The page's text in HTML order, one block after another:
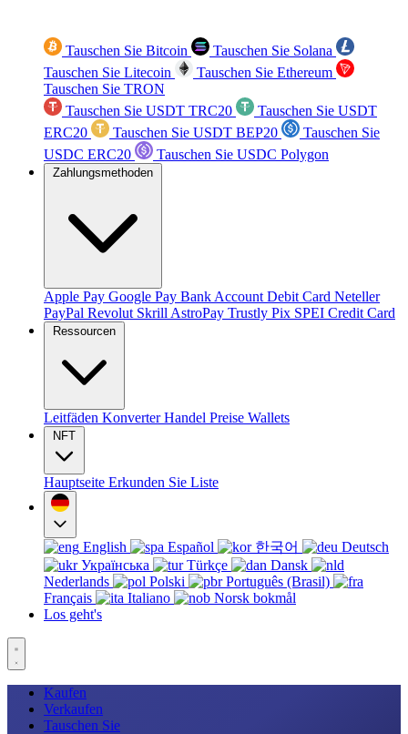
Tauschen Sie Bitcoin
Tauschen Sie Solana
Tauschen Sie Litecoin
Tauschen Sie Ethereum
Tauschen Sie TRON
Tauschen Sie USDT TRC20
Tauschen Sie USDT
ERC20
Tauschen Sie USDT BEP20
Tauschen Sie
USDC ERC20
Tauschen Sie USDC Polygon
Zahlungsmethoden
Apple Pay Google Pay Bank Account Debit Card Neteller
PayPal Revolut Skrill AstroPay Trustly Pix SPEI Credit Card
Ressourcen
Leitfäden KonverterHandel Preise Wallets
NFT
Hauptseite Erkunden Sie Liste
English Español 한국어
Deutsch
Українська
Türkçe
Dansk
Nederlands
Polski
Português (Brasil)
Français
Italiano
Norsk bokmål
Los geht's
Kaufen
Verkaufen
Tauschen Sie